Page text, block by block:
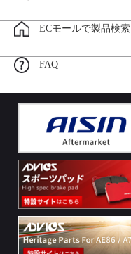
ECモールで製品検索
FAQ